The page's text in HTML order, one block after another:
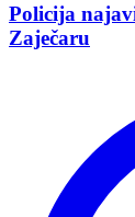
Policija
Zaječaru